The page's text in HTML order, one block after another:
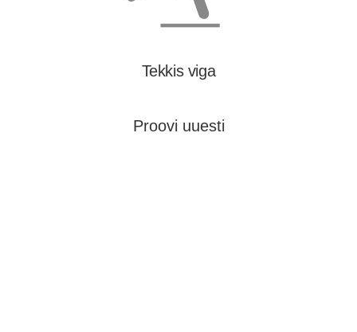
Tekkis viga
Proovi uuesti